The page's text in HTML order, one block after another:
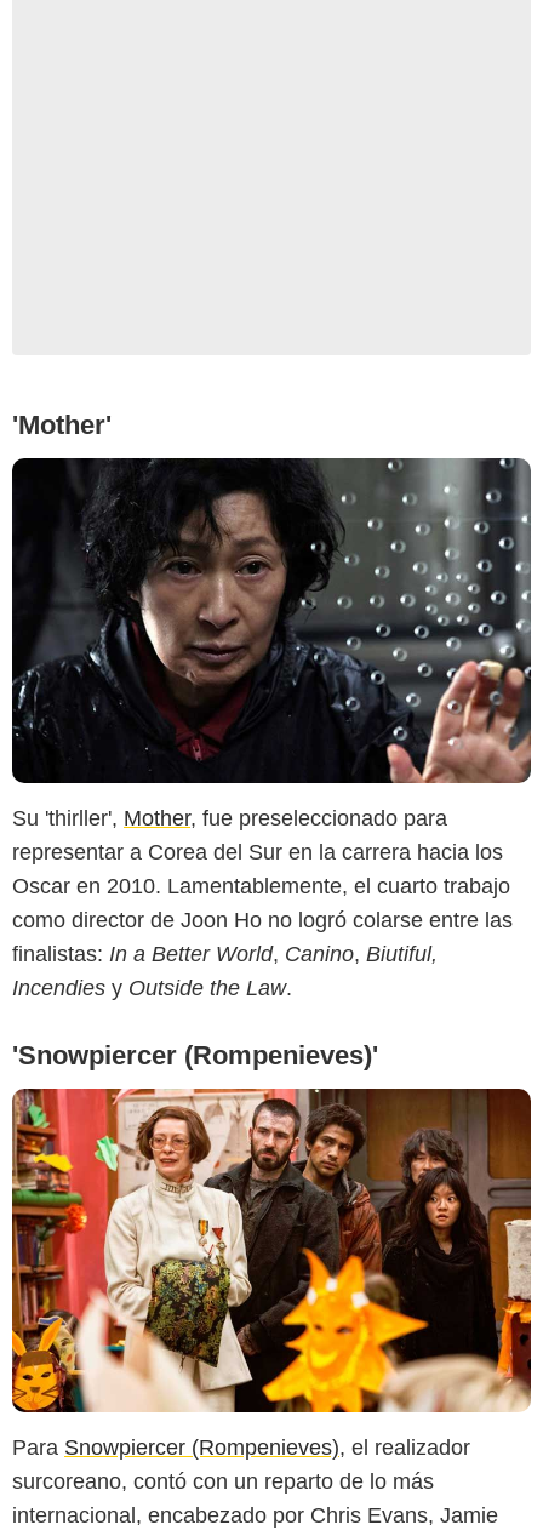
'Mother'
Su 'thirller', Mother, fue preseleccionado para
representar a Corea del Sur en la carrera hacia los
Oscar en 2010. Lamentablemente, el cuarto trabajo
como director de Joon Ho no logró colarse entre las
finalistas: In a Better World, Canino, Biutiful,
Incendies y Outside the Law.
'Snowpiercer (Rompenieves)'
Para Snowpiercer (Rompenieves), el realizador
surcoreano, contó con un reparto de lo más
internacional, encabezado por Chris Evans, Jamie